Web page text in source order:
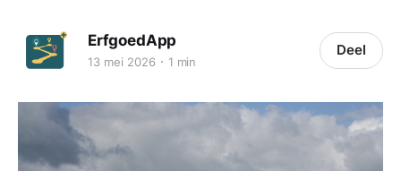
ErfgoedApp
13 mei 2026 1 min
Deel